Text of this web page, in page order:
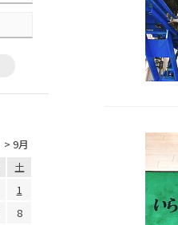
> 9月
土
1
8